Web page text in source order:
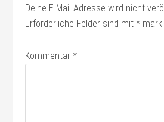
Deine E-Mail-Adresse wird nicht
Erforderliche Felder sind mit*
Kommentar*